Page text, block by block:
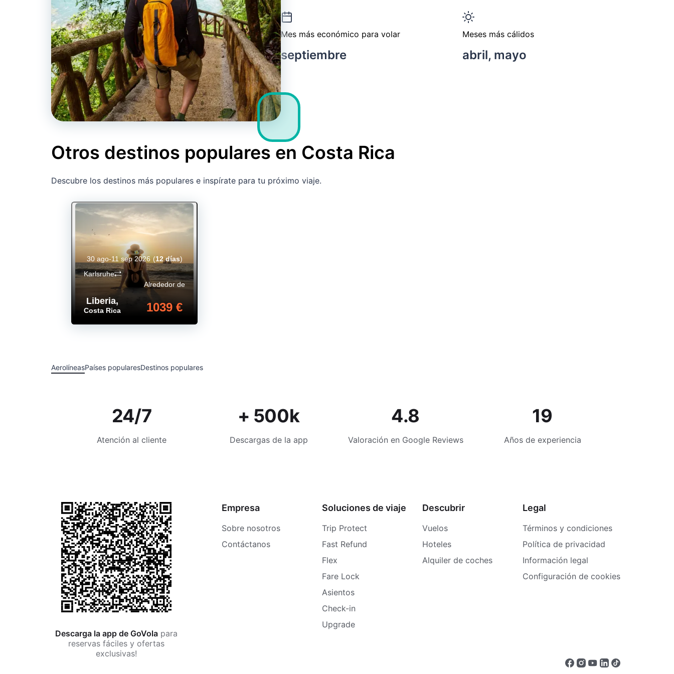
Mes más económico para volar
septiembre
Meses más cálidos
abril, mayo
Otros destinos populares en Costa Rica
Descubre los destinos más populares e inspírate para tu próximo viaje.
Liberia,
Costa Rica
Alrededor de
1039 €
Karlsruhe
30 ago-11 sep 2026(12 días)
AerolíneasPaíses popularesDestinos populares
24/7
Atención al cliente
+ 500k
Descargas de la app
4.8
Valoración en Google Reviews
19
Años de experiencia
Descarga la app de GoVola para
reservas fáciles y ofertas
exclusivas!
Empresa
Sobre nosotros
Contáctanos
Soluciones de viaje
Trip Protect
Fast Refund
Flex
Fare Lock
Asientos
Check-in
Upgrade
Descubrir
Vuelos
Hoteles
Alquiler de coches
Legal
Términos y condiciones
Política de privacidad
Información legal
Configuración de cookies